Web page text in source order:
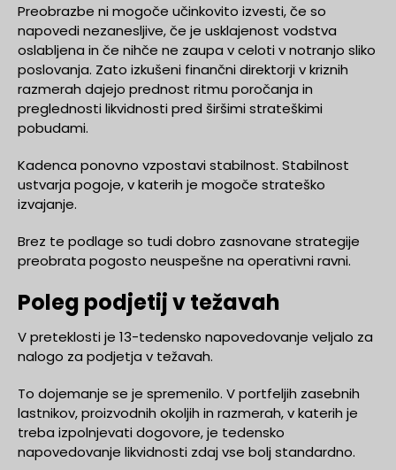
Preobrazbe ni mogoče učinkovito izvesti, če so
napovedi nezanesljive, če je usklajenost vodstva
oslabljena in če nihče ne zaupa v celoti v notranjo sliko
poslovanja. Zato izkušeni finančni direktorji v kriznih
razmerah dajejo prednost ritmu poročanja in
preglednosti likvidnosti pred širšimi strateškimi
pobudami.
Kadenca ponovno vzpostavi stabilnost. Stabilnost
ustvarja pogoje, v katerih je mogoče strateško
izvajanje.
Brez te podlage so tudi dobro zasnovane strategije
preobrata pogosto neuspešne na operativni ravni.
Poleg podjetij v težavah
V preteklosti je 13-tedensko napovedovanje veljalo za
nalogo za podjetja v težavah.
To dojemanje se je spremenilo. V portfeljih zasebnih
lastnikov, proizvodnih okoljih in razmerah, v katerih je
treba izpolnjevati dogovore, je tedensko
napovedovanje likvidnosti zdaj vse bolj standardno.